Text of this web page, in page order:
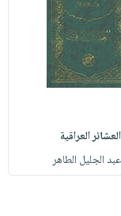
العشائر العراقية
عبد الجليل الطاهر